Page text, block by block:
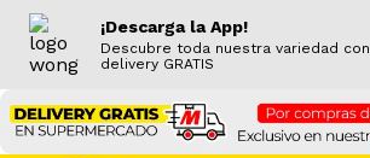
¡Descarga la App!
Descubre toda nuestra variedad con
delivery GRATIS